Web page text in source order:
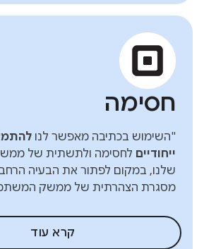
חסימה
"השימוש בכתיבה מאפשר לנו
ייחודיים לחסימה ולתשתית של
שלנו, במקום לפתור את הבעיה
מסגרת הצהרתית של ממשק
קרא עוד